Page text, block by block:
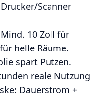
Scanner
Mind. 10 Zoll für
helle Räume.
spart Putzen.
reale Nutzung
Dauerstrom +